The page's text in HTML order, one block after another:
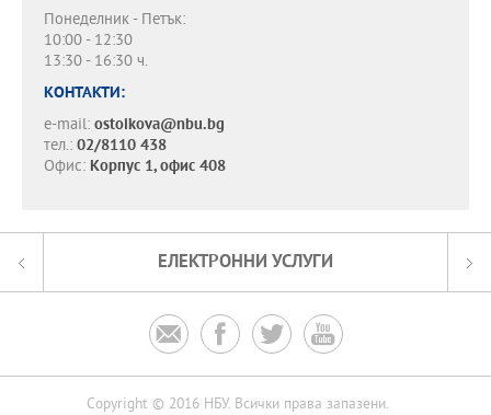
Понеделник - Петък:
10:00 - 12:30
13:30 - 16:30 ч.
КОНТАКТИ:
e-mail: ostoikova@nbu.bg
тел.: 02/8110 438
Офис: Корпус 1, офис 408
ЕЛЕКТРОННИ УСЛУГИ
   
Copyright © 2016 НБУ. Всички права запазени.